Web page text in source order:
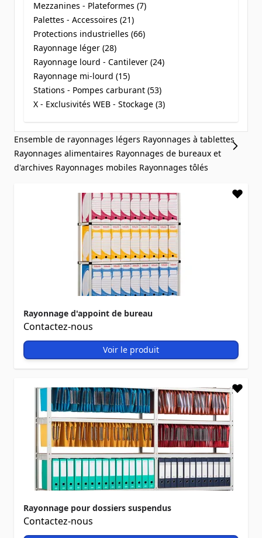
Mezzanines - Plateformes (7
products available
)
Palettes - Accessoires (21
products available
)
Protections industrielles (66
products available
)
Rayonnage léger (28
products available
)
Rayonnage lourd - Cantilever (24
products available
)
Rayonnage mi-lourd (15
products available
)
Stations - Pompes carburant (53
products available
)
X - Exclusivités WEB - Stockage (3
products available )
Ensemble de rayonnages légers Rayonnages à tablettes
Rayonnages alimentaires Rayonnages de bureaux et
d'archives Rayonnages mobiles Rayonnages tôlés
Rayonnage d'appoint de bureau
Contactez-nous
Voir le produit
Rayonnage pour dossiers suspendus
Contactez-nous